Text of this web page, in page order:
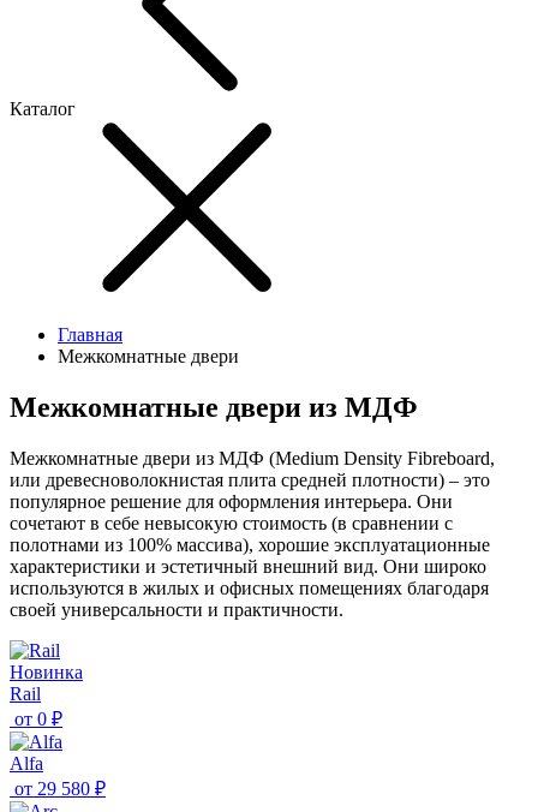
Каталог
Главная
Межкомнатные двери
Межкомнатные двери из МДФ
Межкомнатные двери из МДФ (Medium Density Fibreboard,
или древесноволокнистая плита средней плотности) – это
популярное решение для оформления интерьера. Они
сочетают в себе невысокую стоимость (в сравнении с
полотнами из 100% массива), хорошие эксплуатационные
характеристики и эстетичный внешний вид. Они широко
используются в жилых и офисных помещениях благодаря
своей универсальности и практичности.
Новинка
Rail
от 0 ₽
Alfa
от 29 580 ₽